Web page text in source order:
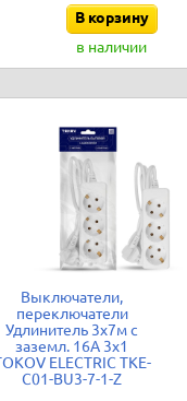
В корзину
в наличии
Выключатели,
переключатели
Удлинитель 3х7м с
заземл. 16А 3х1
ELECTRIC TKE-
C01-BU3-7-1-Z